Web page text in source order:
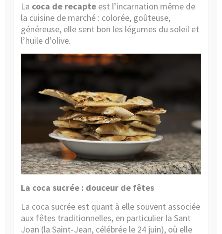
La coca de recapte est l’incarnation même de
la cuisine de marché : colorée, goûteuse,
généreuse, elle sent bon les légumes du soleil et
l’huile d’olive.
La coca sucrée : douceur de fêtes
La coca sucrée est quant à elle souvent associée
aux fêtes traditionnelles, en particulier la Sant
Joan (la Saint-Jean, célébrée le 24 juin), où elle